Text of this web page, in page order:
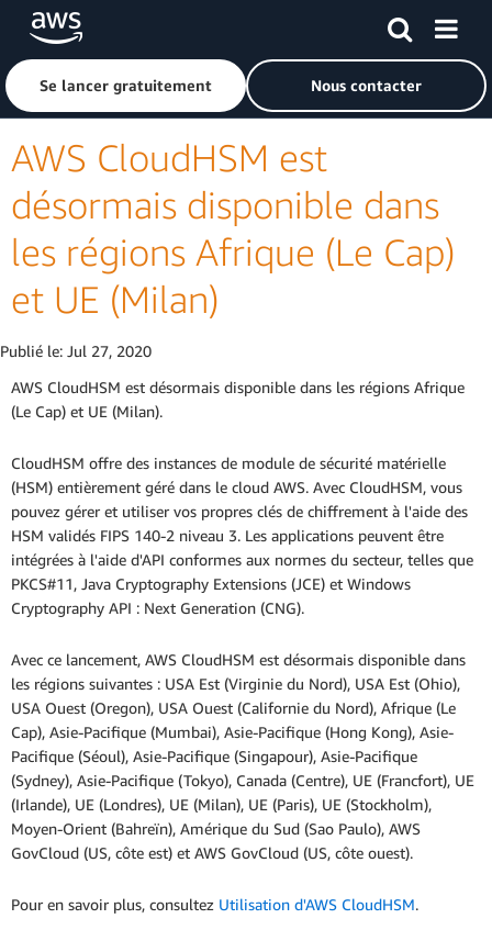
Passer au contenu principal
Cliquer ici pour revenir à la page d'accueil d'Amazon Web
Se lancer gratuitement Nous contacter
AWS CloudHSM est
désormais disponible dans
les régions Afrique (Le Cap)
et UE (Milan)
Publié le: Jul 27, 2020
AWS CloudHSM est désormais disponible dans les régions Afrique
(Le Cap) et UE (Milan).
CloudHSM offre des instances de module de sécurité matérielle
(HSM) entièrement géré dans le cloud AWS. Avec CloudHSM, vous
pouvez gérer et utiliser vos propres clés de chiffrement à l'aide des
HSM validés FIPS 140-2 niveau 3. Les applications peuvent être
intégrées à l'aide d'API conformes aux normes du secteur, telles que
PKCS#11, Java Cryptography Extensions (JCE) et Windows
Cryptography API : Next Generation (CNG).
Avec ce lancement, AWS CloudHSM est désormais disponible dans
les régions suivantes : USA Est (Virginie du Nord), USA Est (Ohio),
USA Ouest (Oregon), USA Ouest (Californie du Nord), Afrique (Le
Cap), Asie-Pacifique (Mumbai), Asie-Pacifique (Hong Kong), Asie-
Pacifique (Séoul), Asie-Pacifique (Singapour), Asie-Pacifique
(Sydney), Asie-Pacifique (Tokyo), Canada (Centre), UE (Francfort), UE
(Irlande), UE (Londres), UE (Milan), UE (Paris), UE (Stockholm),
Moyen-Orient (Bahreïn), Amérique du Sud (Sao Paulo), AWS
GovCloud (US, côte est) et AWS GovCloud (US, côte ouest).
Pour en savoir plus, consultez Utilisation d'AWS CloudHSM.